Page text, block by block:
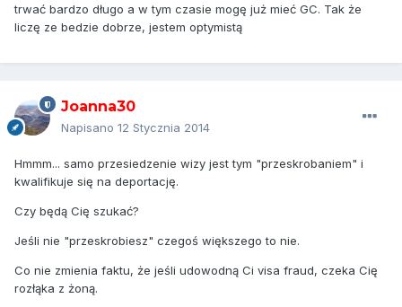
trwać bardzo długo a w tym czasie mogę już mieć GC. Tak że
liczę ze bedzie dobrze, jestem optymistą
Joanna30
Napisano 12 Stycznia 2014
Hmmm... samo przesiedzenie wizy jest tym "przeskrobaniem" i
kwalifikuje się na deportację.
Czy będą Cię szukać?
Jeśli nie "przeskrobiesz" czegoś większego to nie.
Co nie zmienia faktu, że jeśli udowodną Ci visa fraud, czeka Cię
rozłąka z żoną.